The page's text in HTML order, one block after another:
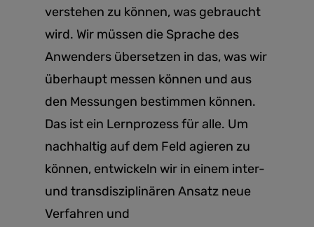
verstehen zu können, was gebraucht
wird. Wir müssen die Sprache des
Anwenders übersetzen in das, was wir
überhaupt messen können und aus
den Messungen bestimmen können.
Das ist ein Lernprozess für alle. Um
nachhaltig auf dem Feld agieren zu
können, entwickeln wir in einem inter-
und transdisziplinären Ansatz neue
Verfahren und